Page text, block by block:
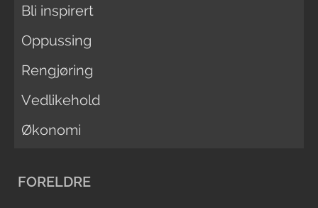
Bli inspirert
Oppussing
Rengjøring
Vedlikehold
Økonomi
FORELDRE